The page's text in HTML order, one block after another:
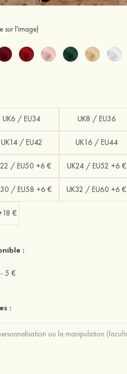
sur l'image)
UK6 / EU34 UK8 / EU36
UK14 / EU42 UK16 / EU44
/ EU50 +6 € UK24 / EU52 +6 €
/ EU58 +6 € UK32 / EU60 +6 €
€
:
-5 €
: